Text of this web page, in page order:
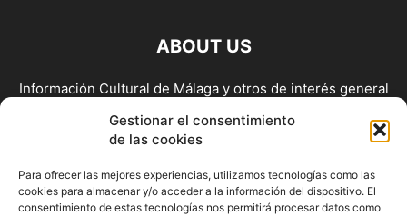
Gestionar el consentimiento
de las cookies
Para ofrecer las mejores experiencias, utilizamos tecnologías como las
cookies para almacenar y/o acceder a la información del dispositivo. El
consentimiento de estas tecnologías nos permitirá procesar datos como
ABOUT US
Información Cultural de Málaga y otros de interés general
Contact us:musicamalaga55@gmail.com
FOLLOW US